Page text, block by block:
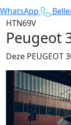
WhatsApp
HTN69V
Peugeot
Deze PEUGEOT